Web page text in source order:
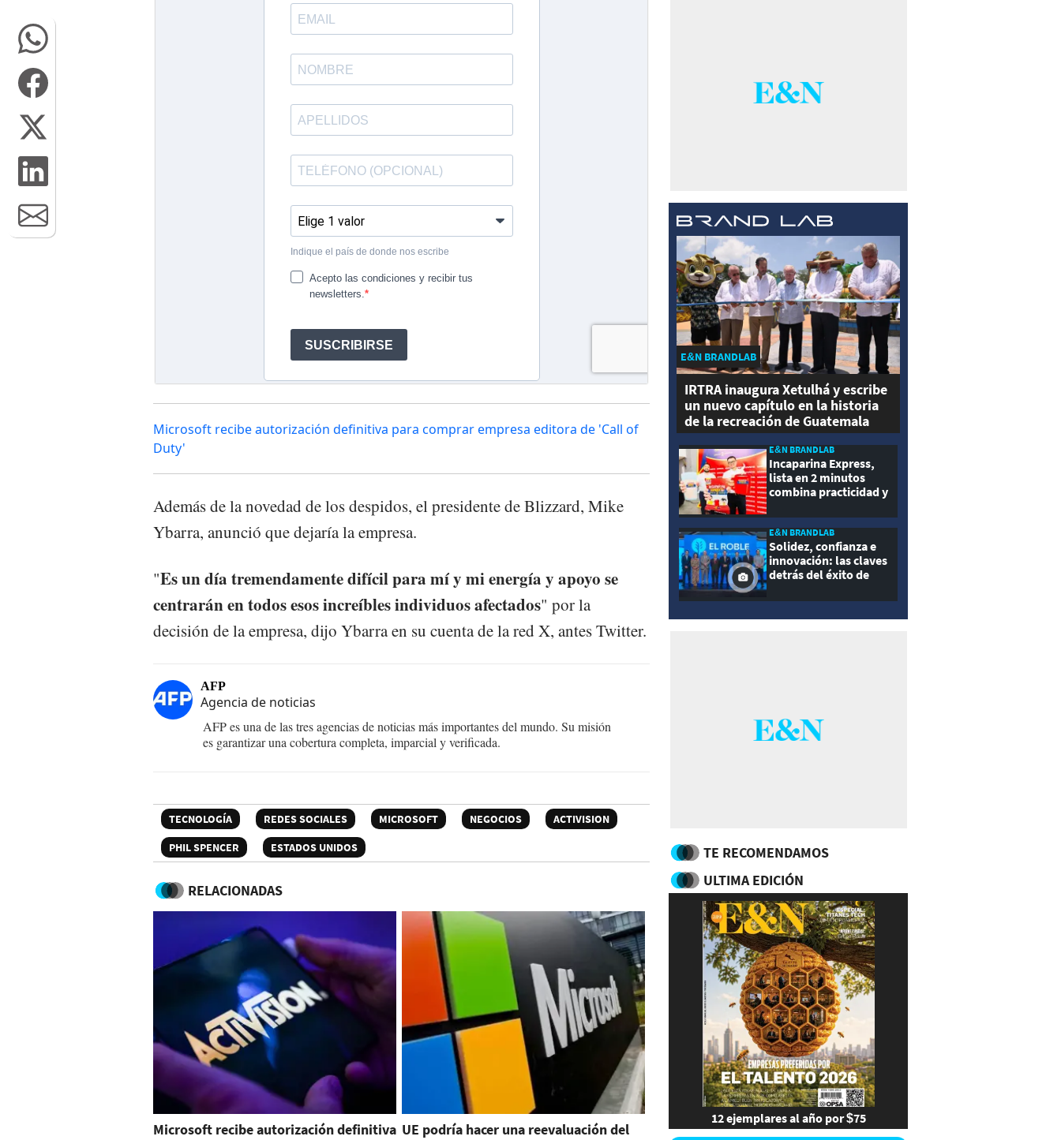
Microsoft recibe autorización definitiva para comprar empresa editora de 'Call of
Duty'
Además de la novedad de los despidos, el presidente de Blizzard, Mike
Ybarra, anunció que dejaría la empresa.
"Es un día tremendamente difícil para mí y mi energía y apoyo se
centrarán en todos esos increíbles individuos afectados" por la
decisión de la empresa, dijo Ybarra en su cuenta de la red X, antes Twitter.
AFP
Agencia de noticias
AFP es una de las tres agencias de noticias más importantes del mundo. Su misión
es garantizar una cobertura completa, imparcial y verificada.
TECNOLOGÍA REDES SOCIALES MICROSOFT NEGOCIOS
ACTIVISION
PHIL SPENCER
ESTADOS UNIDOS
RELACIONADAS
Microsoft recibe autorización definitiva UE podría hacer una reevaluación del
E&N BRANDLAB
IRTRA inaugura Xetulhá y escribe
un nuevo capítulo en la historia
de la recreación de Guatemala
E&N BRANDLAB
Incaparina Express,
lista en 2 minutos
combina practicidad y
E&N BRANDLAB
Solidez, confianza e
innovación: las claves
detrás del éxito de
TE RECOMENDAMOS
ULTIMA EDICIÓN
12 ejemplares al año por $75